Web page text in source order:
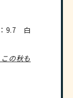
：9.7 白
の秋も